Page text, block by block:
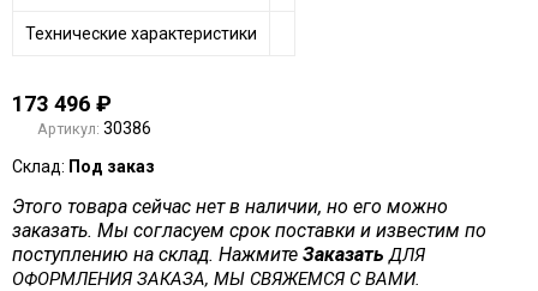
Технические характеристики
173 496 ₽
Артикул: 30386
Склад: Под заказ
Этого товара сейчас нет в наличии, но его можно
заказать. Мы согласуем срок поставки и известим по
поступлению на склад. Нажмите Заказать ДЛЯ
ОФОРМЛЕНИЯ ЗАКАЗА, МЫ СВЯЖЕМСЯ С ВАМИ.